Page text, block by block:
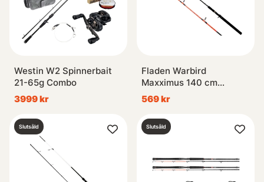
Westin W2 Spinnerbait
21-65g Combo
3999 kr
Fladen Warbird
Maxximus 140 cm
Högervev
569 kr
Slutsåld Slutsåld